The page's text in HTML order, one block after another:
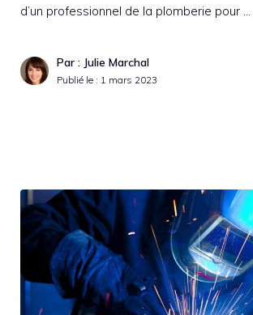
d’un professionnel de la plomberie pour …
Par : Julie Marchal
Publié le : 1 mars 2023